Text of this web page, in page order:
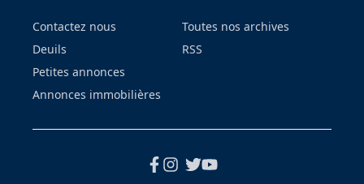
Contactez nous
Deuils
Petites annonces
Annonces immobilières
Toutes nos archives
RSS